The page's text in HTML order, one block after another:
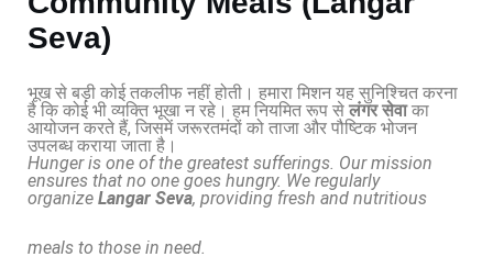
Seva)
भूख से बड़ी कोई तकलीफ नहीं होती। हमारा मिशन यह सुनिश्चित करना
है कि कोई भी व्यक्ति भूखा न रहे। हम नियमित रूप से लंगर सेवाका
आयोजन करते हैं, जिसमें जरूरतमंदों को ताजा और पौष्टिक भोजन
उपलब्ध कराया जाता है।
Hunger is one of the greatest sufferings. Our mission
ensures that no one goes hungry. We regularly
organize Langar Seva, providing fresh and nutritious
meals to those in need.